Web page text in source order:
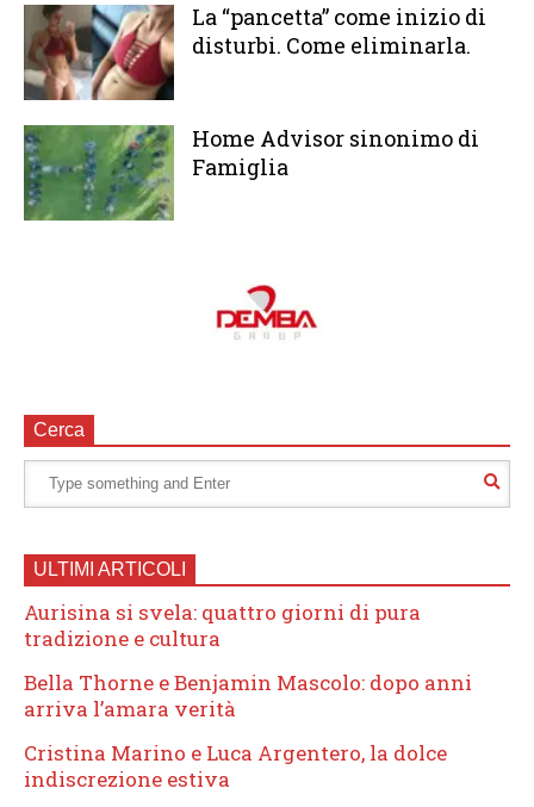
La “pancetta” come inizio di
disturbi. Come eliminarla.
Home Advisor sinonimo di
Famiglia
Cerca
ULTIMI ARTICOLI
Aurisina si svela: quattro giorni di pura
tradizione e cultura
Bella Thorne e Benjamin Mascolo: dopo anni
arriva l’amara verità
Cristina Marino e Luca Argentero, la dolce
indiscrezione estiva